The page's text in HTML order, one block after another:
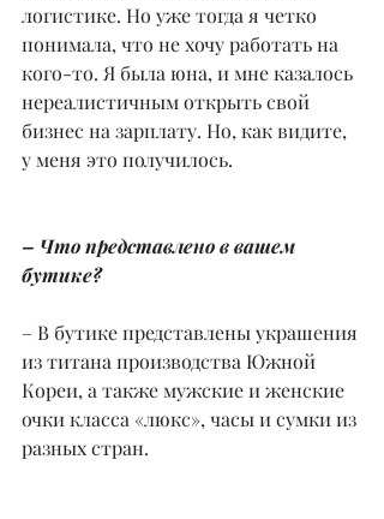
логистике. Но уже тогда я четко
понимала, что не хочу работать на
кого-то. Я была юна, и мне казалось
нереалистичным открыть свой
бизнес на зарплату. Но, как видите,
у меня это получилось.
– Что представлено в вашем
бутике?
– В бутике представлены украшения
из титана производства Южной
Кореи, а также мужские и женские
очки класса «люкс», часы и сумки из
разных стран.